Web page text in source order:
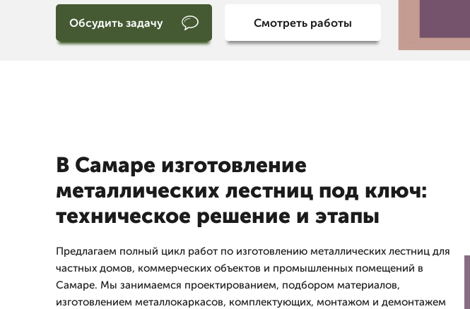
Обсудить задачу Смотреть работы
В Самаре изготовление
металлических лестниц под ключ:
техническое решение и этапы
Предлагаем полный цикл работ по изготовлению металлических лестниц для
частных домов, коммерческих объектов и промышленных помещений в
Самаре. Мы занимаемся проектированием, подбором материалов,
изготовлением металлокаркасов, комплектующих, монтажом и демонтажем